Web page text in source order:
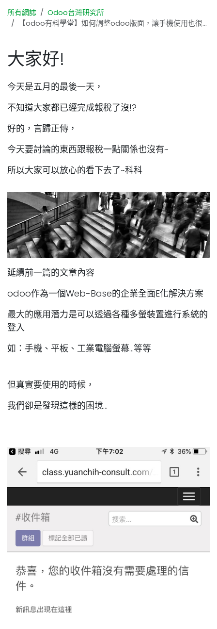
所有網誌
Odoo台灣研究所
【odoo有料學堂】如何調整odoo版面，讓手機使用也很友善!
大家好!
今天是五月的最後一天，
不知道大家都已經完成報稅了沒!?
好的，言歸正傳，
今天要討論的東西跟報稅一點關係也沒有~
所以大家可以放心的看下去了~科科
延續前一篇的文章內容
odoo作為一個Web-Base的企業全面E化解決方案
最大的應用潛力是可以透過各種多螢裝置進行系統的
登入
如：手機、平板、工業電腦螢幕...等等
但真實要使用的時候，
我們卻是發現這樣的困境...